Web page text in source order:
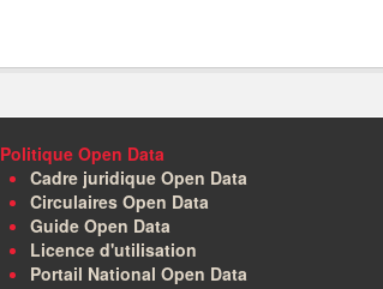
Politique Open Data
Cadre juridique Open Data
Circulaires Open Data
Guide Open Data
Licence d'utilisation
Portail National Open Data